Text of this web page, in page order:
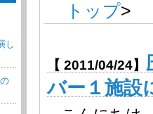
し
トップ>
【 2011/04/24】
バー１施設